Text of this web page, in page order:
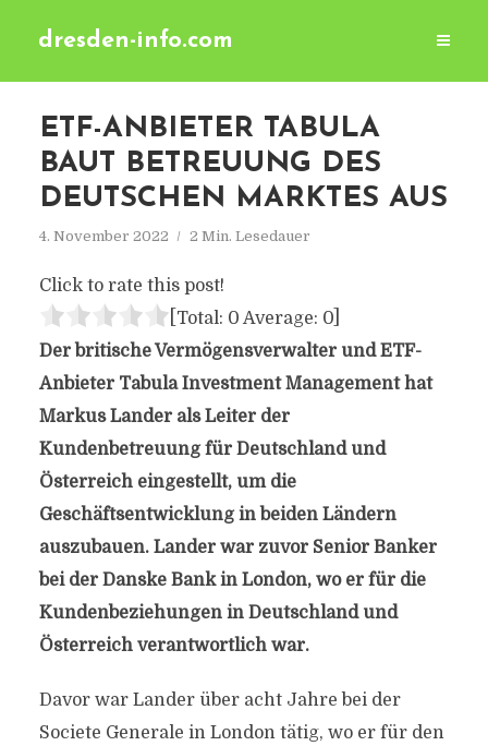
dresden-info.com
ETF-ANBIETER TABULA
BAUT BETREUUNG DES
DEUTSCHEN MARKTES AUS
4. November 2022 2 Min. Lesedauer
Click to rate this post!
[Total: 0 Average: 0]
Der britische Vermögensverwalter und ETF-
Anbieter Tabula Investment Management hat
Markus Lander als Leiter der
Kundenbetreuung für Deutschland und
Österreich eingestellt, um die
Geschäftsentwicklung in beiden Ländern
auszubauen. Lander war zuvor Senior Banker
bei der Danske Bank in London, wo er für die
Kundenbeziehungen in Deutschland und
Österreich verantwortlich war.
Davor war Lander über acht Jahre bei der
Societe Generale in London tätig, wo er für den